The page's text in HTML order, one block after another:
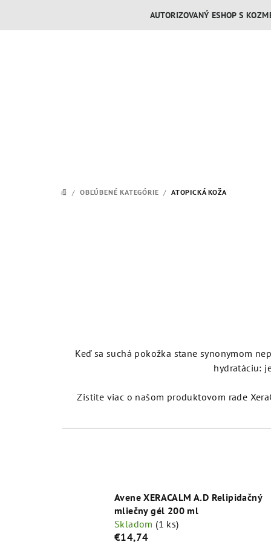
AUTORIZOVANÝ ESHOP S
DOMOV
/ OBĽÚBENÉ KATEGÓRIE / ATOPICKÁ KOŽA
Keď sa suchá pokožka stane synonymom
hydratáciu:
Zistite viac o našom produktovom rade
Avene XERACALM A.D Relipidačný
mliečny gél 200 ml
Skladom (1 ks)
€14,74